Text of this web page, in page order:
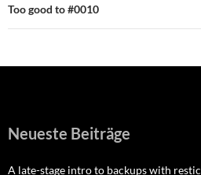
Too good to #0010
Neueste Beiträge
A late-stage intro to backups with restic